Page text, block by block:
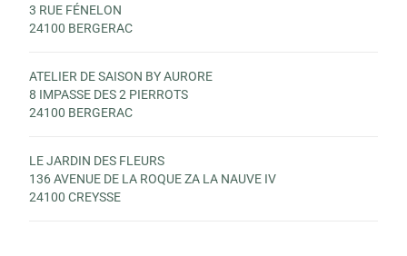
3 RUE FÉNELON
24100 BERGERAC
ATELIER DE SAISON BY AURORE
8 IMPASSE DES 2 PIERROTS
24100 BERGERAC
LE JARDIN DES FLEURS
136 AVENUE DE LA ROQUE ZA LA NAUVE IV
24100 CREYSSE